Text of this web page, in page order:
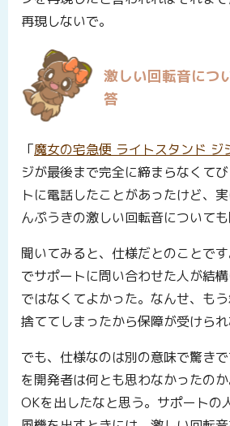
再現しないで。
激しい回転音につ
答
「魔女の宅急便 ライトスタンド ジ
ジが最後まで完全に締まらなくて
トに電話したことがあったけど、
んぷうきの激しい回転音についても
聞いてみると、仕様だとのことで
でサポートに問い合わせた人が結
ではなくてよかった。なんせ、も
捨ててしまったから保障が受けられ
でも、仕様なのは別の意味で驚き
を開発者は何とも思わなかったの
OKを出したなと思う。サポートの